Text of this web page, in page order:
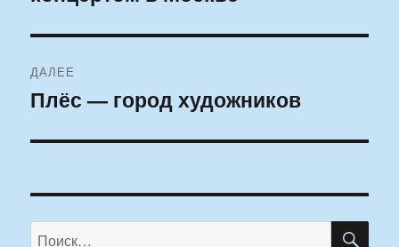
ДАЛЕЕ
Следующая
Плёс — город художников
Искать: